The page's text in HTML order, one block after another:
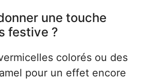
une touche
festive ?
colorés ou des
pour un effet encore